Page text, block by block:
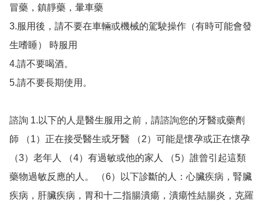
冒藥，鎮靜藥，暈車藥
3.服用後，請不要在車輛或機械的駕駛操作（有時可能會發
生嗜睡） 時服用
4.請不要喝酒。
5.請不要長期使用。
諮詢 1.以下的人是醫生服用之前，請諮詢您的牙醫或藥劑
師 （1）正在接受醫生或牙醫 （2）可能是懷孕或正在懷孕
（3）老年人 （4）有過敏或他的家人 （5）誰曾引起這類
藥物過敏反應的人。 （6）以下診斷的人：心臟疾病，腎臟
疾病，肝臟疾病，胃和十二指腸潰瘍，潰瘍性結腸炎，克羅